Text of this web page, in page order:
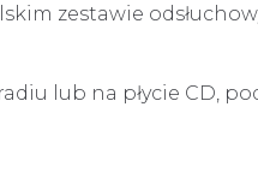
zestawie
lub na płycie CD,